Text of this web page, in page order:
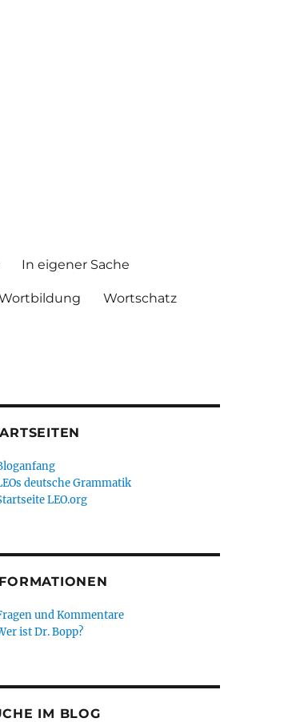
In eigener Sache
Wortschatz
deutsche Grammatik
LEO.org
und Kommentare
ist Dr. Bopp?
IM BLOG